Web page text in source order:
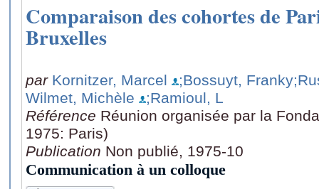
Comparaison des cohortes de
Bruxelles
par Kornitzer, Marcel ;Bossuyt, Franky
Wilmet, Michèle
;Ramioul, L
Référence Réunion organisée par la
1975: Paris)
Publication Non publié, 1975-10
Communication à un colloque